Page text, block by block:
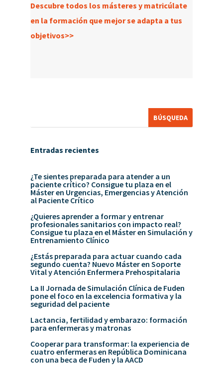
Descubre todos los másteres y matricúlate
en la formación que mejor se adapta a tus
objetivos>>
Entradas recientes
¿Te sientes preparada para atender a un
paciente crítico? Consigue tu plaza en el
Máster en Urgencias, Emergencias y Atención
al Paciente Crítico
¿Quieres aprender a formar y entrenar
profesionales sanitarios con impacto real?
Consigue tu plaza en el Máster en Simulación y
Entrenamiento Clínico
¿Estás preparada para actuar cuando cada
segundo cuenta? Nuevo Máster en Soporte
Vital y Atención Enfermera Prehospitalaria
La II Jornada de Simulación Clínica de Fuden
pone el foco en la excelencia formativa y la
seguridad del paciente
Lactancia, fertilidad y embarazo: formación
para enfermeras y matronas
Cooperar para transformar: la experiencia de
cuatro enfermeras en República Dominicana
con una beca de Fuden y la AACD